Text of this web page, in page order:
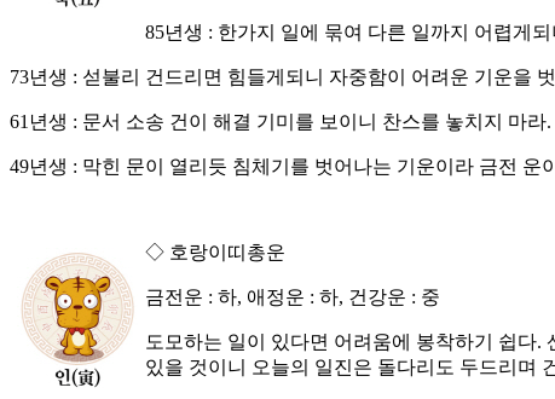
85년생 : 한가지 일에 묶여 다른 일까지 어렵게
73년생 : 섣불리 건드리면 힘들게되니 자중함이 어려운 기운을
61년생 : 문서 소송 건이 해결 기미를 보이니 찬스를 놓치지 마라.
49년생 : 막힌 문이 열리듯 침체기를 벗어나는 기운이라 금전 운
◇ 호랑이띠총운
금전운 : 하, 애정운 : 하, 건강운 : 중
도모하는 일이 있다면 어려움에 봉착하기 쉽다.
있을 것이니 오늘의 일진은 돌다리도 두드리며